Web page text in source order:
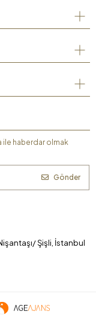
haberdar olmak
Gönder
Şişli, İstanbul